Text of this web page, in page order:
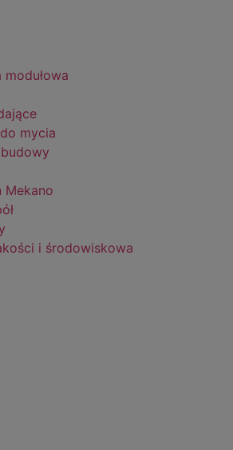
modułowa
mycia
Mekano
i środowiskowa